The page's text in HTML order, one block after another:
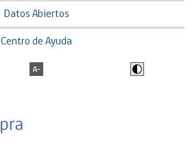
Datos Abiertos
Centro de Ayuda